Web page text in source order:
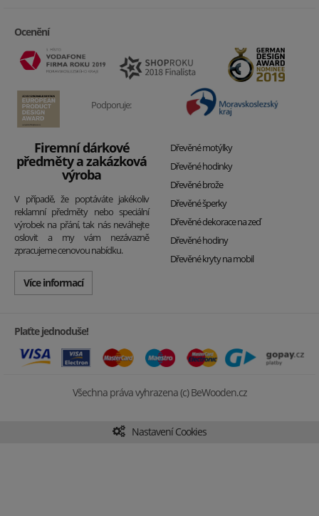
Ocenění
Podporuje:
Firemní dárkové
předměty a zakázková
výroba
V případě, že poptáváte jakékoliv
reklamní předměty nebo speciální
výrobek na přání, tak nás neváhejte
oslovit a my vám nezávazně
zpracujeme cenovou nabídku.
Více informací
Dřevěné motýlky
Dřevěné hodinky
Dřevěné brože
Dřevěné šperky
Dřevěné dekorace na zeď
Dřevěné hodiny
Dřevěné kryty na mobil
Plaťte jednoduše!
Všechna práva vyhrazena (c) BeWooden.cz
Nastavení Cookies